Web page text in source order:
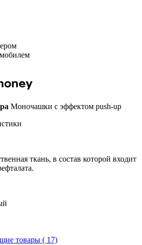
Моночашки с эффектом push-up
ткань, в состав которой входит
товары ( 17)